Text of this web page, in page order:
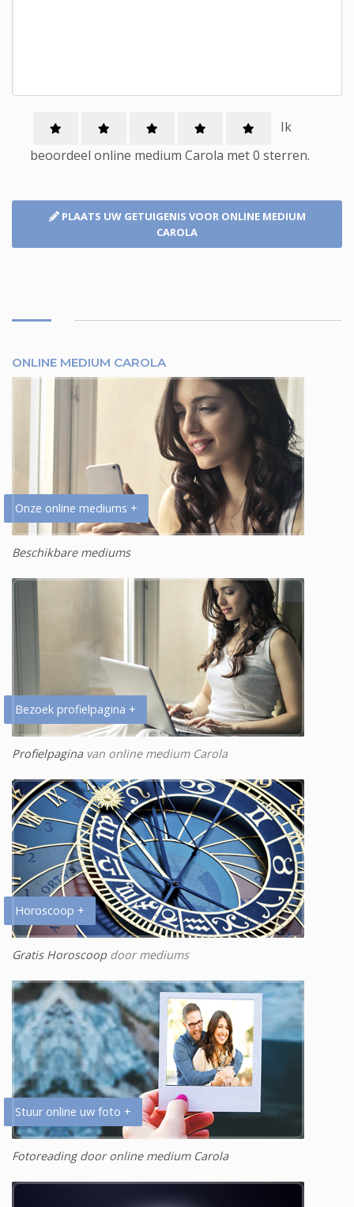
Ik
beoordeel online medium Carola met0 sterren.
PLAATS UW GETUIGENIS VOOR ONLINE MEDIUM
CAROLA
ONLINE MEDIUM CAROLA
Onze online mediums +
Beschikbare mediums
Bezoek profielpagina +
Profielpagina van online medium Carola
Horoscoop +
Gratis Horoscoopdoor mediums
Stuur online uw foto +
Fotoreading door online medium Carola